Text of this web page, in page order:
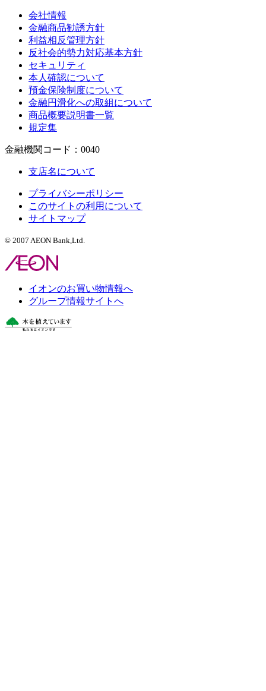
会社情報
金融商品勧誘方針
利益相反管理方針
反社会的勢力対応基本方針
セキュリティ
本人確認について
預金保険制度について
金融円滑化への取組について
商品概要説明書一覧
規定集
金融機関コード：0040
支店名について
プライバシーポリシー
このサイトの利用について
サイトマップ
© 2007 AEON Bank,Ltd.
イオンのお買い物情報へ
グループ情報サイトへ